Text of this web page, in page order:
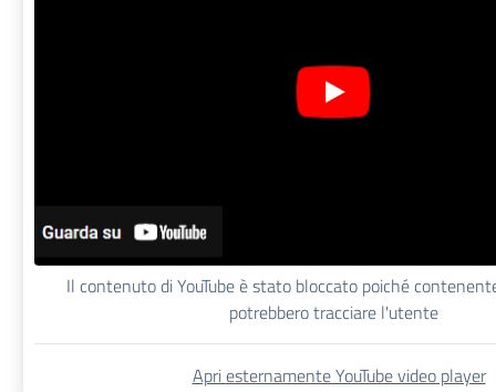
Il contenuto di YouTube è stato bloccato poiché
potrebbero tracciare l'utente
Apri esternamente YouTube video player